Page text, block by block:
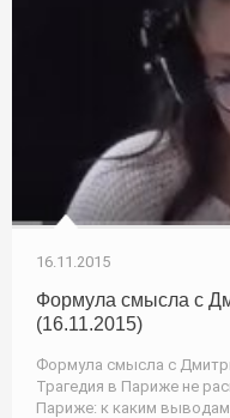
16.11.2015
Формула смысла с
(16.11.2015)
Формула смысла с
Трагедия в Париже не
Париже: к каким